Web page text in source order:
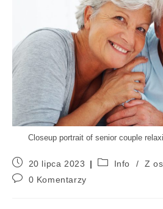
Closeup portrait of senior couple
20 lipca 2023 Info /
Z
0 Komentarzy